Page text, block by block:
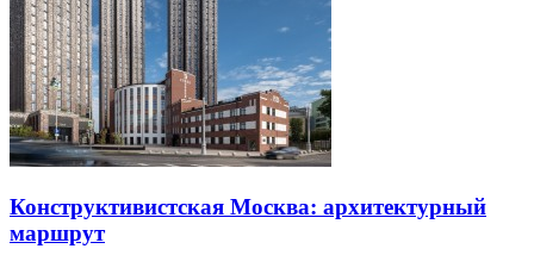
Конструктивистская Москва: архитектурный
маршрут